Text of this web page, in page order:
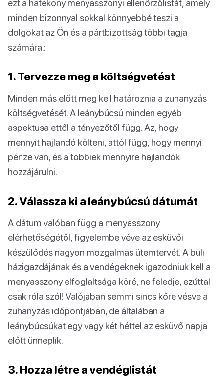
ezt a hatékony menyasszonyi ellenőrzőlistát, amely
minden bizonnyal sokkal könnyebbé teszi a
dolgokat az Ön és a pártbizottság többi tagja
számára.:
1. Tervezze meg a költségvetést
Minden más előtt meg kell határoznia a zuhanyzás
költségvetését. A leánybúcsú minden egyéb
aspektusa ettől a tényezőtől függ. Az, hogy
mennyit hajlandó költeni, attól függ, hogy mennyi
pénze van, és a többiek mennyire hajlandók
hozzájárulni.
2. Válassza ki a leánybúcsú dátumát
A dátum valóban függ a menyasszony
elérhetőségétől, figyelembe véve az esküvői
készülődés nagyon mozgalmas ütemtervét. A buli
házigazdájának és a vendégeknek igazodniuk kell a
menyasszony elfoglaltsága köré, ne feledje, ezúttal
csak róla szól! Valójában semmi sincs kőre vésve a
zuhanyzás időpontjában, de általában a
leánybúcsúkat egy vagy két héttel az esküvő napja
előtt ünneplik.
3. Hozza létre a vendéglistát